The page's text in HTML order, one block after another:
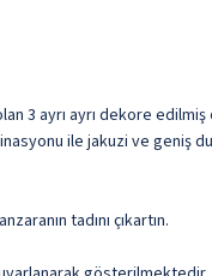
3 ayrı ayrı dekore
ile jakuzi ve geniş
tadını çıkartın.